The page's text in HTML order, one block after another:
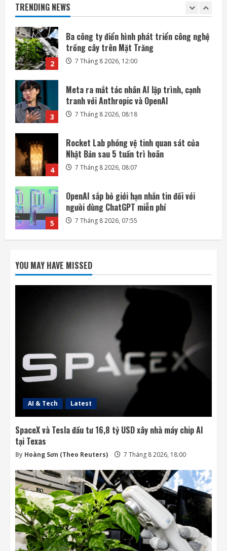
TRENDING NEWS
2
3
Meta ra mắt tác nhân AI lập trình, cạnh
tranh với Anthropic và OpenAI
7 Tháng 8 2026, 08:18
4
Rocket Lab phóng vệ tinh quan sát của
Nhật Bản sau 5 tuần trì hoãn
7 Tháng 8 2026, 08:07
5
OpenAI sắp bỏ giới hạn nhắn tin đối với
người dùng ChatGPT miễn phí
7 Tháng 8 2026, 07:55
1
SpaceX và Tesla đầu tư 16,8 tỷ USD xây
nhà máy chip AI tại Texas
7 Tháng 8 2026, 18:00
2
trồng cây trên Mặt Trăng
7 Tháng 8 2026, 12:00
Meta ra mắt tác nhân AI lập trình, cạnh
tranh với Anthropic và OpenAI
7 Tháng 8 2026, 08:18
4
Rocket Lab phóng vệ tinh quan sát của
Nhật Bản sau 5 tuần trì hoãn
7 Tháng 8 2026, 08:07
YOU MAY HAVE MISSED
AI & Tech Latest
SpaceX và Tesla đầu tư 16,8 tỷ USD xây nhà máy chip AI
tại Texas
By Hoàng Sơn (Theo Reuters) 7 Tháng 8 2026, 18:00